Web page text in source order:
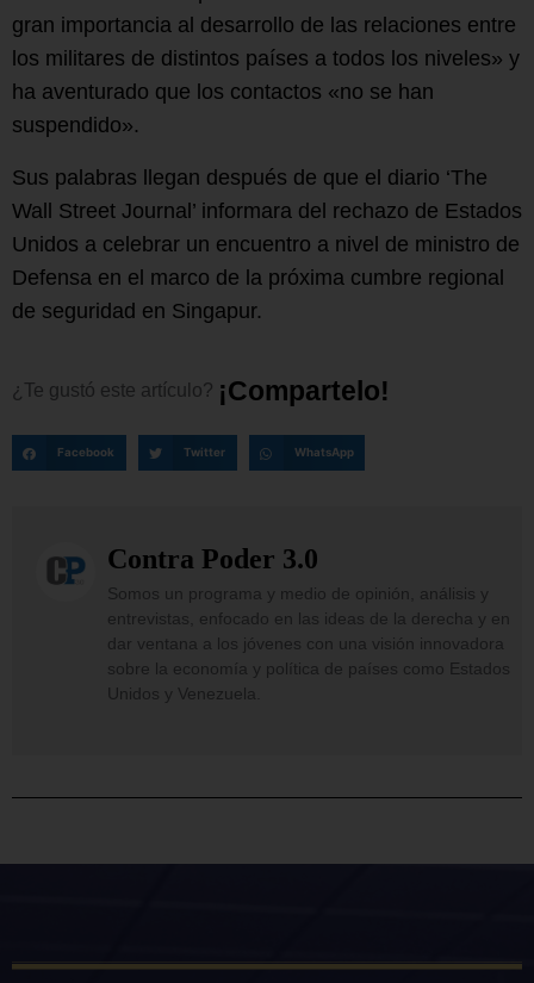
gran importancia al desarrollo de las relaciones entre
los militares de distintos países a todos los niveles» y
ha aventurado que los contactos «no se han
suspendido».
Sus palabras llegan después de que el diario ‘The
Wall Street Journal’ informara del rechazo de Estados
Unidos a celebrar un encuentro a nivel de ministro de
Defensa en el marco de la próxima cumbre regional
de seguridad en Singapur.
¿Te gustó este artículo? ¡Comparte o!
Facebook Twitter WhatsApp
Contra Poder 3.0
Somos un programa y medio de opinión, análisis y
entrevistas, enfocado en las ideas de la derecha y en
dar ventana a los jóvenes con una visión innovadora
sobre la economía y política de países como Estados
Unidos y Venezuela.